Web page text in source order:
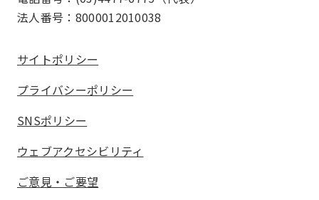
法人番号：8000012010038
サイトポリシー
プライバシーポリシー
SNSポリシー
ウェブアクセシビリティ
ご意見・ご要望